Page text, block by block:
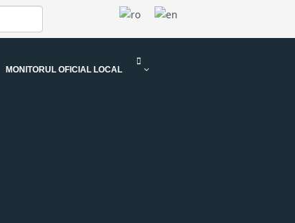
MONITORUL OFICIAL LOCAL